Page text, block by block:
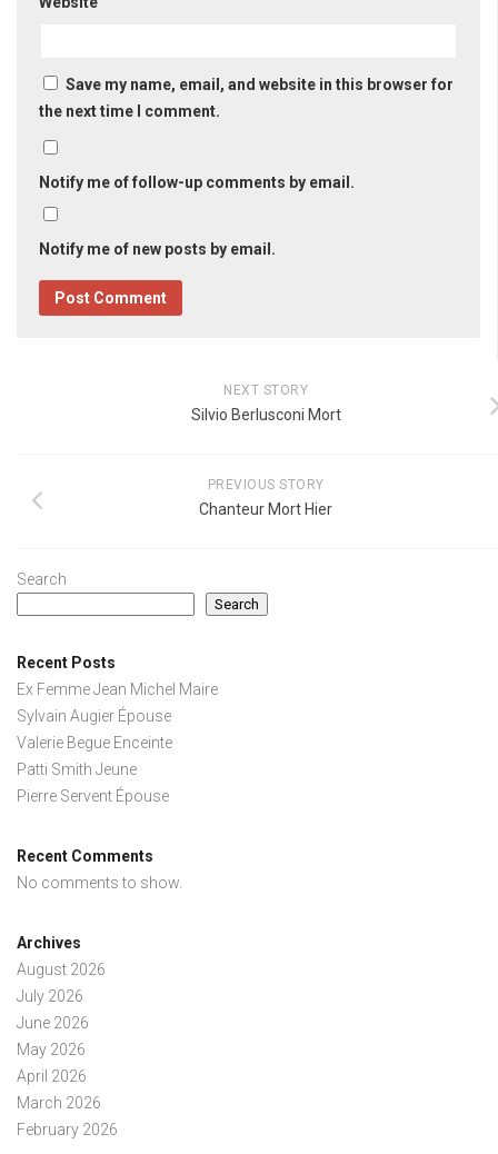
Save my name, email, and website in this browser for
the next time I comment.
Notify me of follow-up comments by email.
Notify me of new posts by email.
NEXT STORY
Silvio Berlusconi Mort
PREVIOUS STORY
Chanteur Mort Hier
Search
Search
Recent Posts
Ex Femme Jean Michel Maire
Sylvain Augier Épouse
Valerie Begue Enceinte
Patti Smith Jeune
Pierre Servent Épouse
Recent Comments
No comments to show.
Archives
August 2026
July 2026
June 2026
May 2026
April 2026
March 2026
February 2026